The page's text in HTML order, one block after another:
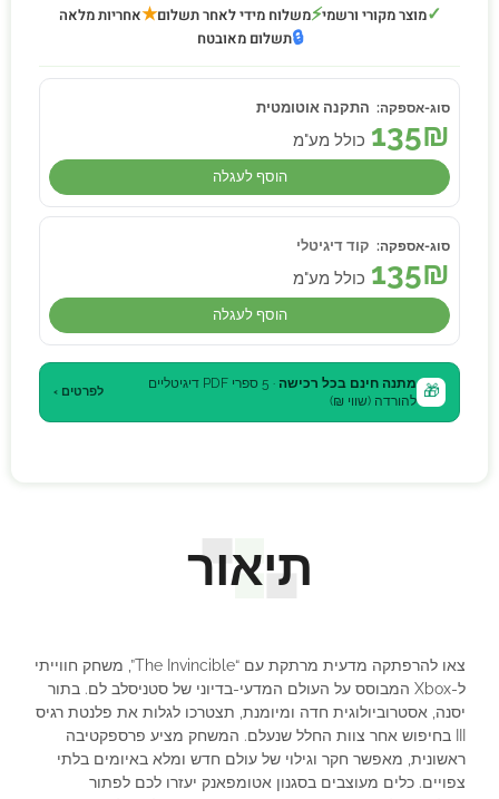
✓מוצר מקורי ורשמי⚡משלוח מידי לאחר תשלום★אחריות מלאה
🔒תשלום מאובטח
התקנה אוטומטית
135₪ כולל מע"מ
הוסף לעגלה
קוד דיגיטלי
135₪ כולל מע"מ
הוסף לעגלה
🎁 מתנה חינם בכל רכישה
· 5 ספרי PDF דיגיטליים
להורדה (שווי ₪)
לפרטים ›
תיאור
צאו להרפתקה מדעית מרתקת עם “The Invincible”, משחק חווייתי
ל-Xbox המבוסס על העולם המדעי-בדיוני של סטניסלב לם. בתור
יסנה, אסטרוביולוגית חדה ומיומנת, תצטרכו לגלות את פלנטת רגיס
III בחיפוש אחר צוות החלל שנעלם. המשחק מציע פרספקטיבה
ראשונית, מאפשר חקר וגילוי של עולם חדש ומלא באיומים בלתי
צפויים. כלים מעוצבים בסגנון אטומפאנק יעזרו לכם לפתור